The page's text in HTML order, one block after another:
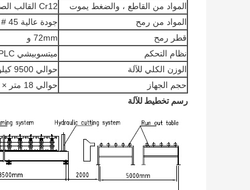
المواد من القاطع ، والضغط يموت
Cr12 القالب الصلب مع معالجة إخماد ، HRC58-60
المواد من رمح
جودة عالية 45 # الصلب ، طحن طاحونة الأسطوانة.
قطر رمح
72mm و
نظام التحكم
ميتسوبيشي PLC ومحول
الوزن الكلي للآلة
حوالي 9500 كيلوجرام
حجم الجهاز
حوالي 18 متر × 1.8 متر × 1.5 متر (حسب التصميم النهائي)
رسم تخطيط للآلة